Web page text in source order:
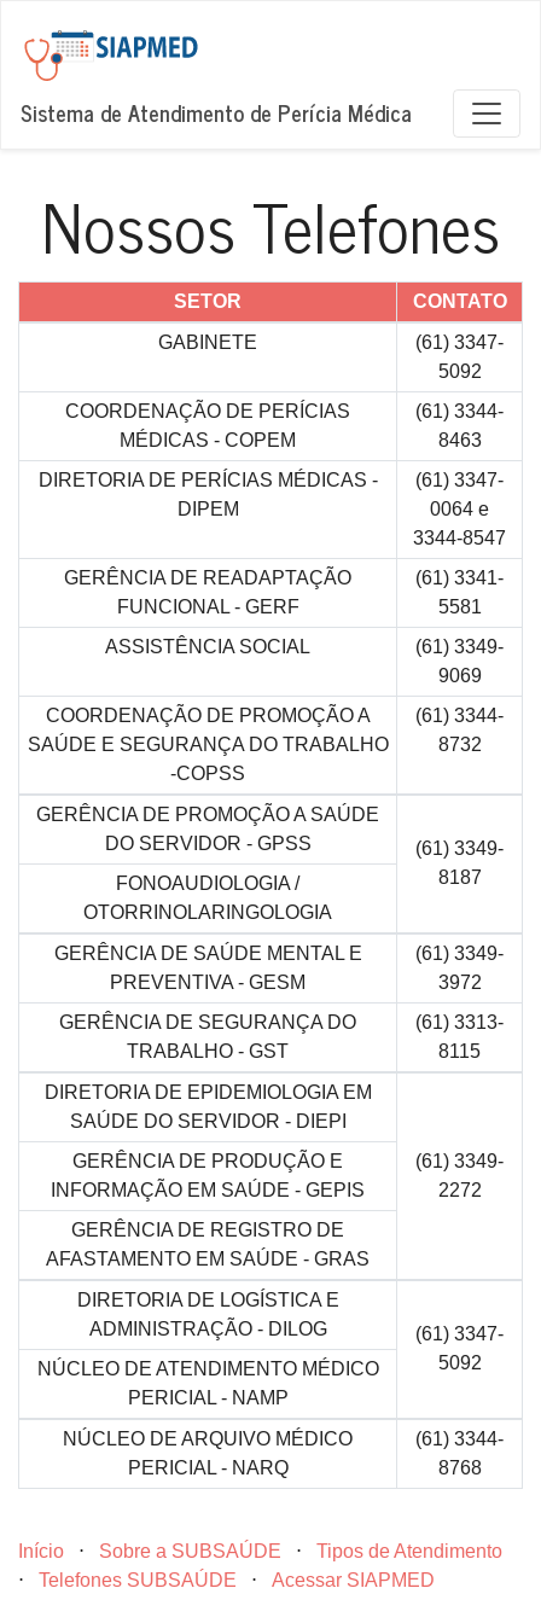
Sistema de Atendimento de Perícia Médica
Nossos Telefones
SETOR
CONTATO
GABINETE
(61) 3347-
5092
COORDENAÇÃO DE PERÍCIAS
MÉDICAS - COPEM
(61) 3344-
8463
DIRETORIA DE PERÍCIAS MÉDICAS -
DIPEM
(61) 3347-
0064 e
3344-8547
GERÊNCIA DE READAPTAÇÃO
FUNCIONAL - GERF
(61) 3341-
5581
ASSISTÊNCIA SOCIAL
(61) 3349-
9069
COORDENAÇÃO DE PROMOÇÃO A
SAÚDE E SEGURANÇA DO TRABALHO
-COPSS
(61) 3344-
8732
GERÊNCIA DE PROMOÇÃO A SAÚDE
DO SERVIDOR - GPSS
(61) 3349-
8187
FONOAUDIOLOGIA /
OTORRINOLARINGOLOGIA
GERÊNCIA DE SAÚDE MENTAL E
PREVENTIVA - GESM
(61) 3349-
3972
GERÊNCIA DE SEGURANÇA DO
TRABALHO - GST
(61) 3313-
8115
DIRETORIA DE EPIDEMIOLOGIA EM
SAÚDE DO SERVIDOR - DIEPI
(61) 3349-
2272
GERÊNCIA DE PRODUÇÃO E
INFORMAÇÃO EM SAÚDE - GEPIS
GERÊNCIA DE REGISTRO DE
AFASTAMENTO EM SAÚDE - GRAS
DIRETORIA DE LOGÍSTICA E
ADMINISTRAÇÃO - DILOG
(61) 3347-
5092
NÚCLEO DE ATENDIMENTO MÉDICO
PERICIAL - NAMP
NÚCLEO DE ARQUIVO MÉDICO
PERICIAL - NARQ
(61) 3344-
8768
Início ⋅ Sobre a SUBSAÚDE ⋅
Tipos de Atendimento
⋅
Telefones SUBSAÚDE ⋅ Acessar SIAPMED